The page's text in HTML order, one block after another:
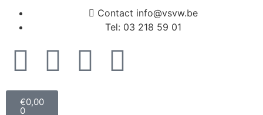
Contact info@vsvw.be
Tel: 03 218 59 01
€0,00
0